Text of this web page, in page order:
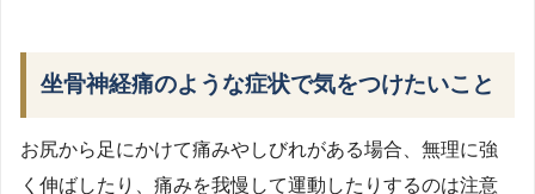
坐骨神経痛のような症状で気をつけたいこと
お尻から足にかけて痛みやしびれがある場合、無理に強
く伸ばしたり、痛みを我慢して運動したりするのは注意